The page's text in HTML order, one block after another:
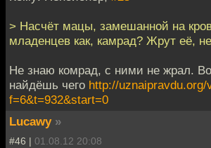
> Насчёт мацы, замешанной на
младенцев как, камрад? Жрут её,
Не знаю комрад, с ними не жрал.
найдёшь чего http://uznaipravdu.org/
f=6&t=932&start=0
Lucawy »
#46 | 01.08.12 20:08